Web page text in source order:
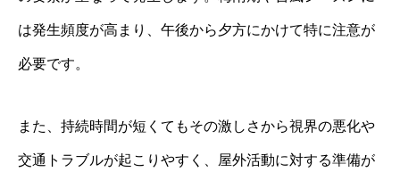
は発生頻度が高まり、午後から夕方にかけて特に注意が
必要です。
また、持続時間が短くてもその激しさから視界の悪化や
交通トラブルが起こりやすく、屋外活動に対する準備が